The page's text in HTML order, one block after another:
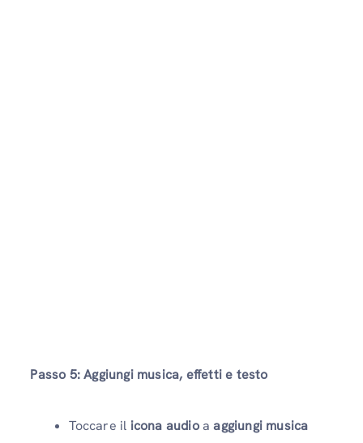
Passo 5: Aggiungi musica, effetti e testo
Toccare il icona audioaaggiungi musica